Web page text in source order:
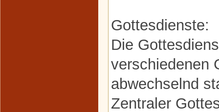
Gottesdienste:
Die
verschiedenen
abwechselnd
Zentraler